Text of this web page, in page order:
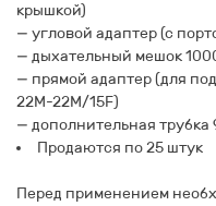
крышкой)
— угловой адаптер (с
— дыхательный мешок
— прямой адаптер (для
22М-22М/15F)
— дополнительная трубка
Продаются по 25 штук
Перед применением